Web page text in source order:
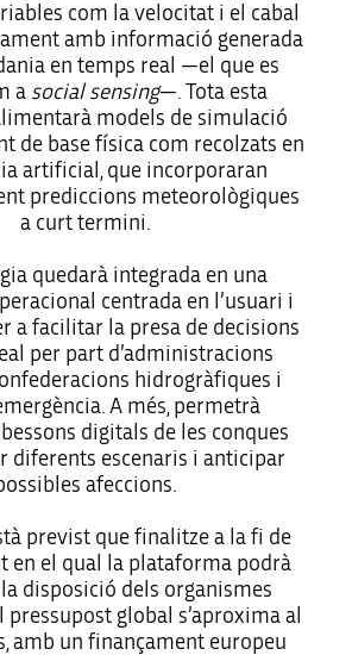
com la velocitat i el cabal
amb informació generada
en temps real —el que es
a social sensing—. Tota esta
models de simulació
de base física com recolzats en
artificial, que incorporaran
prediccions meteorològiques
a curt termini.
quedarà integrada en una
centrada en l’usuari i
a facilitar la presa de decisions
per part d’administracions
hidrogràfiques i
A més, permetrà
digitals de les conques
diferents escenaris i anticipar
afeccions.
previst que finalitze a la fi de
en el qual la plataforma podrà
disposició dels organismes
pressupost global s’aproxima al
amb un finançament europeu